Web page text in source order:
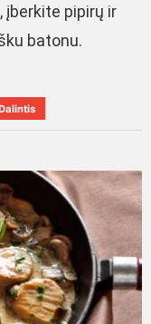
įberkite pipirų ir
batonu.